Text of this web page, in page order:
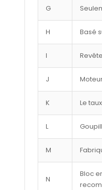
G
H Basé
I
J
K Le
L
M
N
Bloc